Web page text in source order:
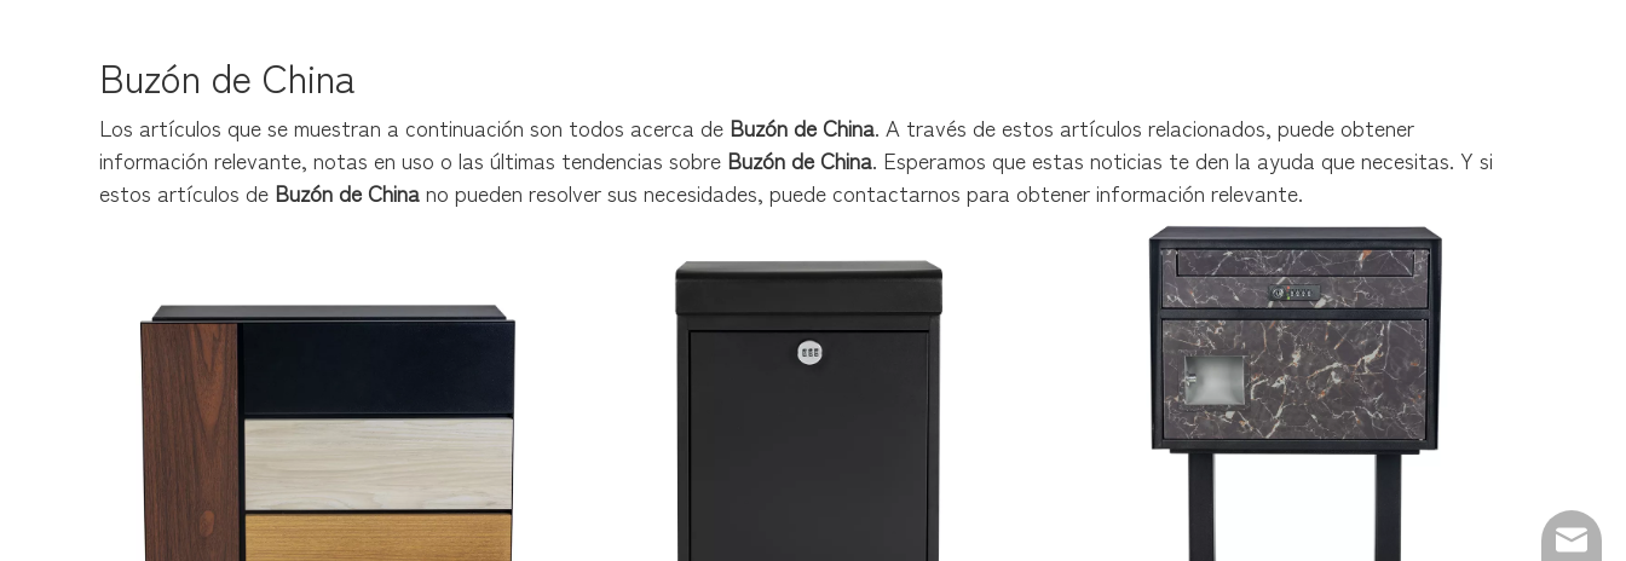
Buzón de China
Los artículos que se muestran a continuación son todos acerca de Buzón de China. A través de estos artículos relacionados, puede obtener
información relevante, notas en uso o las últimas tendencias sobre Buzón de China. Esperamos que estas noticias te den la ayuda que necesitas. Y si
estos artículos de Buzón de Chinano pueden resolver sus necesidades, puede contactarnos para obtener información relevante.
Correo